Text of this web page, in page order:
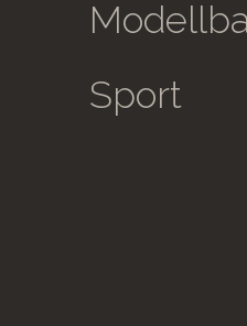
Sport